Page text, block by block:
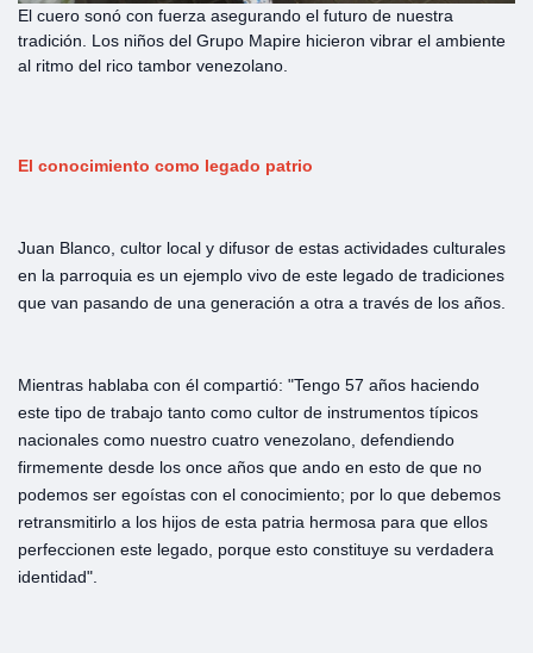
El cuero sonó con fuerza asegurando el futuro de nuestra
tradición. Los niños del Grupo Mapire hicieron vibrar el ambiente
al ritmo del rico tambor venezolano.
El conocimiento como legado patrio
Juan Blanco, cultor local y difusor de estas actividades culturales
en la parroquia es un ejemplo vivo de este legado de tradiciones
que van pasando de una generación a otra a través de los años.
Mientras hablaba con él compartió: "Tengo 57 años haciendo
este tipo de trabajo tanto como cultor de instrumentos típicos
nacionales como nuestro cuatro venezolano, defendiendo
firmemente desde los once años que ando en esto de que no
podemos ser egoístas con el conocimiento; por lo que debemos
retransmitirlo a los hijos de esta patria hermosa para que ellos
perfeccionen este legado, porque esto constituye su verdadera
identidad".